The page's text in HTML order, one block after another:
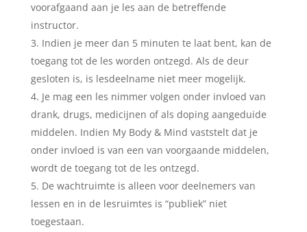
voorafgaand aan je les aan de betreffende
instructor.
Indien je meer dan 5 minuten te laat bent, kan de
toegang tot de les worden ontzegd. Als de deur
gesloten is, is lesdeelname niet meer mogelijk.
Je mag een les nimmer volgen onder invloed van
drank, drugs, medicijnen of als doping aangeduide
middelen. Indien My Body & Mind vaststelt dat je
onder invloed is van een van voorgaande middelen,
wordt de toegang tot de les ontzegd.
De wachtruimte is alleen voor deelnemers van
lessen en in de lesruimtes is “publiek” niet
toegestaan.